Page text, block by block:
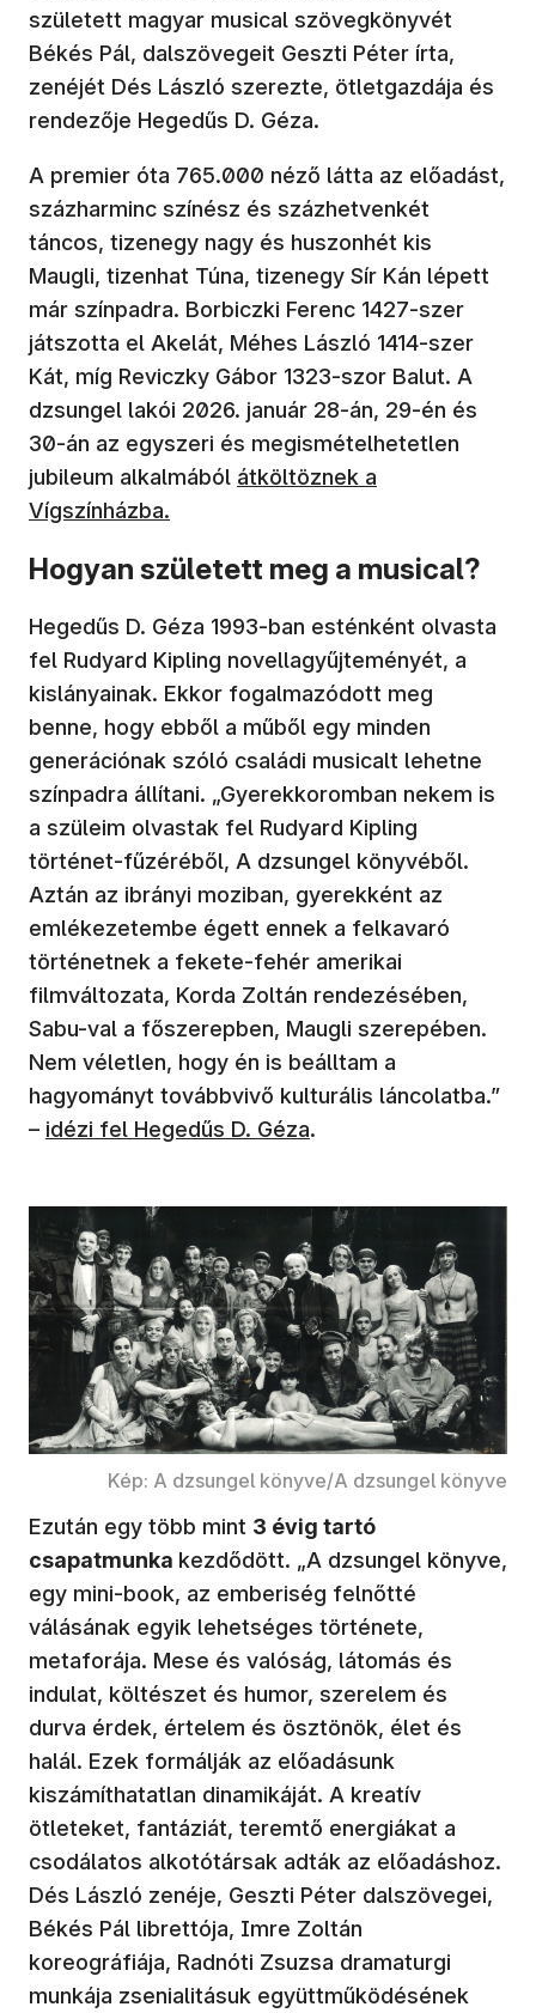
született magyar musical szövegkönyvét
Békés Pál, dalszövegeit Geszti Péter írta,
zenéjét Dés László szerezte, ötletgazdája és
rendezője Hegedűs D. Géza.
A premier óta 765.000 néző látta az előadást,
százharminc színész és százhetvenkét
táncos, tizenegy nagy és huszonhét kis
Maugli, tizenhat Túna, tizenegy Sír Kán lépett
már színpadra. Borbiczki Ferenc 1427-szer
játszotta el Akelát, Méhes László 1414-szer
Kát, míg Reviczky Gábor 1323-szor Balut. A
dzsungel lakói 2026. január 28-án, 29-én és
30-án az egyszeri és megismételhetetlen
jubileum alkalmából átköltöznek a
Vígszínházba.
Hogyan született meg a musical?
Hegedűs D. Géza 1993-ban esténként olvasta
fel Rudyard Kipling novellagyűjteményét, a
kislányainak. Ekkor fogalmazódott meg
benne, hogy ebből a műből egy minden
generációnak szóló családi musicalt lehetne
színpadra állítani. „Gyerekkoromban nekem is
a szüleim olvastak fel Rudyard Kipling
történet-fűzéréből, A dzsungel könyvéből.
Aztán az ibrányi moziban, gyerekként az
emlékezetembe égett ennek a felkavaró
történetnek a fekete-fehér amerikai
filmváltozata, Korda Zoltán rendezésében,
Sabu-val a főszerepben, Maugli szerepében.
Nem véletlen, hogy én is beálltam a
hagyományt továbbvivő kulturális láncolatba.”
– idézi fel Hegedűs D. Géza.
Kép: A dzsungel könyve/A dzsungel könyve
Ezután egy több mint 3 évig tartó
csapatmunka kezdődött. „A dzsungel könyve,
egy mini-book, az emberiség felnőtté
válásának egyik lehetséges története,
metaforája. Mese és valóság, látomás és
indulat, költészet és humor, szerelem és
durva érdek, értelem és ösztönök, élet és
halál. Ezek formálják az előadásunk
kiszámíthatatlan dinamikáját. A kreatív
ötleteket, fantáziát, teremtő energiákat a
csodálatos alkotótársak adták az előadáshoz.
Dés László zenéje, Geszti Péter dalszövegei,
Békés Pál librettója, Imre Zoltán
koreográfiája, Radnóti Zsuzsa dramaturgi
munkája zsenialitásuk együttműködésének